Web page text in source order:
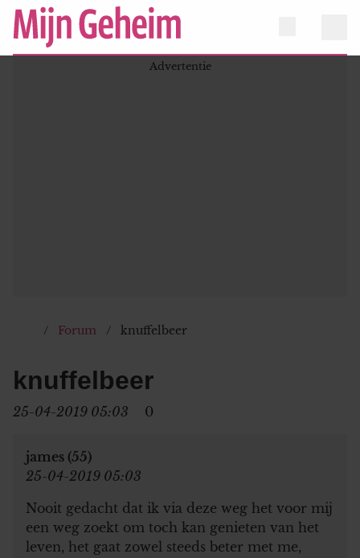
Forum knuffelbeer
knuffelbeer
25-04-2019 05:03 0
james (55)
25-04-2019 05:03
Nooit gedacht dat ik via deze weg het voor mij
een weg zoekt om toch kan genieten van het
leven, het gaat zowel steeds beter met me,